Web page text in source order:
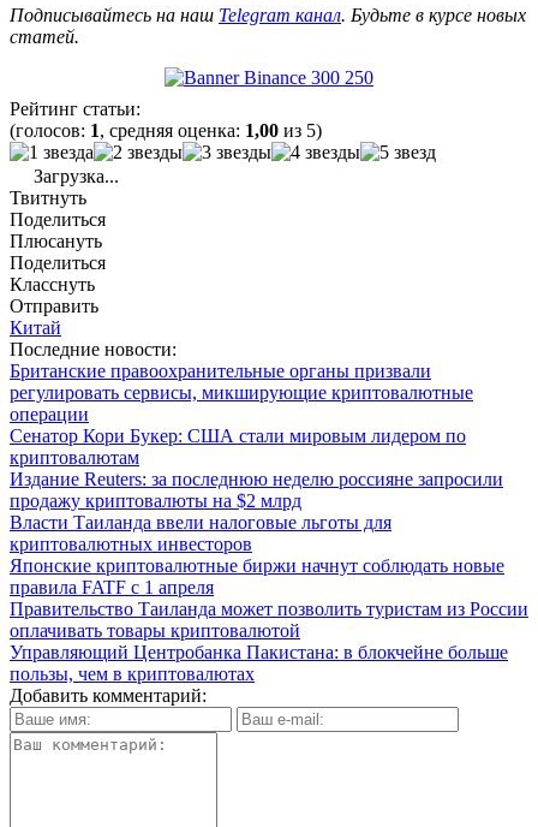
Подписывайтесь на наш Telegram канал. Будьте в курсе новых
статей.
Рейтинг статьи:
(голосов: 1, средняя оценка: 1,00 из 5)
Загрузка...
Твитнуть
Поделиться
Плюсануть
Поделиться
Класснуть
Отправить
Китай
Последние новости:
Британские правоохранительные органы призвали
регулировать сервисы, микширующие криптовалютные
операции
Сенатор Кори Букер: США стали мировым лидером по
криптовалютам
Издание Reuters: за последнюю неделю россияне запросили
продажу криптовалюты на $2 млрд
Власти Таиланда ввели налоговые льготы для
криптовалютных инвесторов
Японские криптовалютные биржи начнут соблюдать новые
правила FATF с 1 апреля
Правительство Таиланда может позволить туристам из России
оплачивать товары криптовалютой
Управляющий Центробанка Пакистана: в блокчейне больше
пользы, чем в криптовалютах
Добавить комментарий: